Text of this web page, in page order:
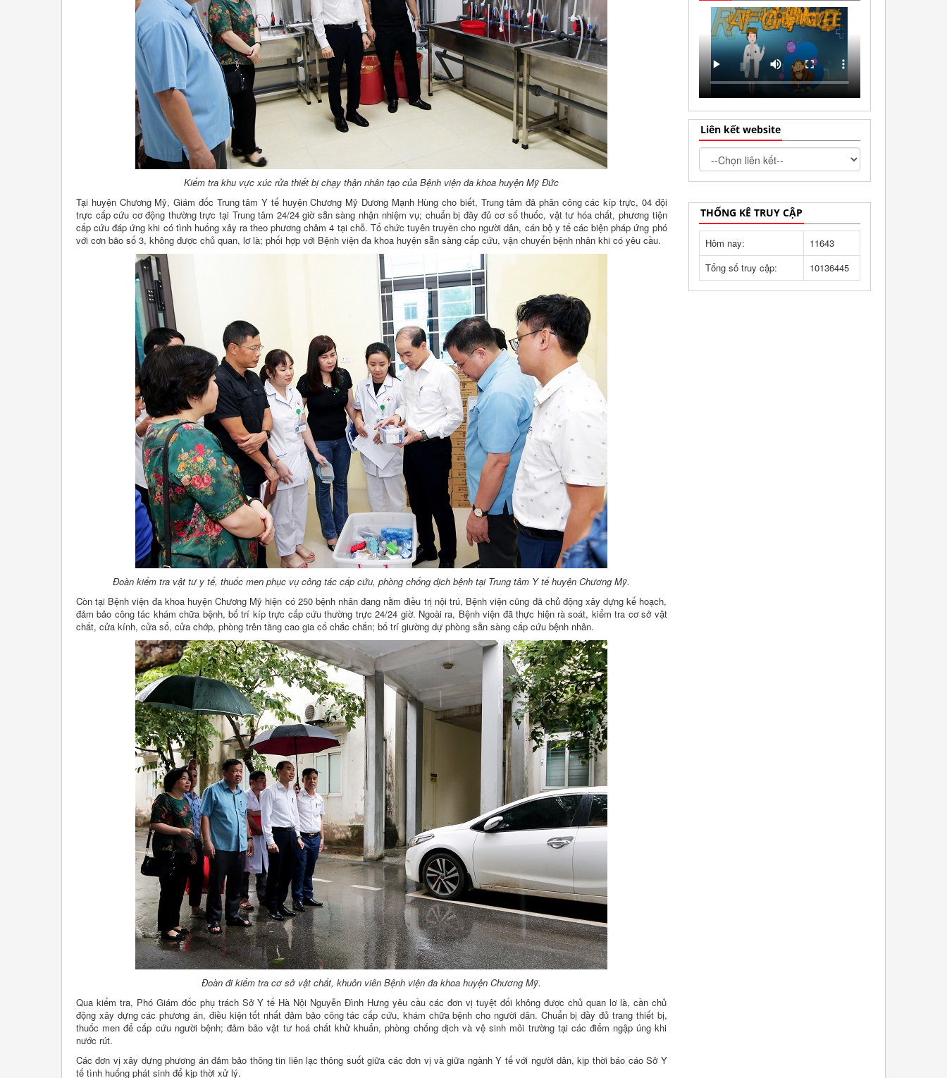
Kiểm tra khu vực xúc rửa thiết bị chạy thận nhân tạo của Bệnh viện đa khoa huyện Mỹ Đức
Tại huyện Chương Mỹ, Giám đốc Trung tâm Y tế huyện Chương Mỹ Dương Mạnh Hùng cho biết, Trung tâm đã phân công các kíp trực, 04 đội
trực cấp cứu cơ động thường trực tại Trung tâm 24/24 giờ sẵn sàng nhận nhiệm vụ; chuẩn bị đầy đủ cơ số thuốc, vật tư hóa chất, phương tiện
cấp cứu đáp ứng khi có tình huống xảy ra theo phương châm 4 tại chỗ. Tổ chức tuyên truyền cho người dân, cán bộ y tế các biện pháp ứng phó
với cơn bão số 3, không được chủ quan, lơ là; phối hợp với Bệnh viện đa khoa huyện sẵn sàng cấp cứu, vận chuyển bệnh nhân khi có yêu cầu.
Đoàn kiểm tra vật tư y tế, thuốc men phục vụ công tác cấp cứu, phòng chống dịch bệnh tại Trung tâm Y tế huyện Chương Mỹ.
Còn tại Bệnh viện đa khoa huyện Chương Mỹ hiện có 250 bệnh nhân đang nằm điều trị nội trú, Bệnh viện cũng đã chủ động xây dựng kế hoạch,
đảm bảo công tác khám chữa bệnh, bố trí kíp trực cấp cứu thường trực 24/24 giờ. Ngoài ra, Bệnh viện đã thực hiện rà soát, kiểm tra cơ sở vật
chất, cửa kính, cửa sổ, cửa chớp, phòng trên tầng cao gia cố chắc chắn; bố trí giường dự phòng sẵn sàng cấp cứu bệnh nhân.
Đoàn đi kiểm tra cơ sở vật chất, khuôn viên Bệnh viện đa khoa huyện Chương Mỹ.
Qua kiểm tra, Phó Giám đốc phụ trách Sở Y tế Hà Nội Nguyễn Đình Hưng yêu cầu các đơn vị tuyệt đối không được chủ quan lơ là, cần chủ
động xây dựng các phương án, điều kiện tốt nhất đảm bảo công tác cấp cứu, khám chữa bệnh cho người dân. Chuẩn bị đầy đủ trang thiết bị,
thuốc men để cấp cứu người bệnh; đảm bảo vật tư hoá chất khử khuẩn, phòng chống dịch và vệ sinh môi trường tại các điểm ngập úng khi
nước rút.
Các đơn vị xây dựng phương án đảm bảo thông tin liên lạc thông suốt giữa các đơn vị và giữa ngành Y tế với người dân, kịp thời báo cáo Sở Y
tế tình huống phát sinh để kịp thời xử lý.
Liên kết website
THỐNG KÊ TRUY CẬP
Hôm nay:
11643
Tổng số truy cập:
10136445